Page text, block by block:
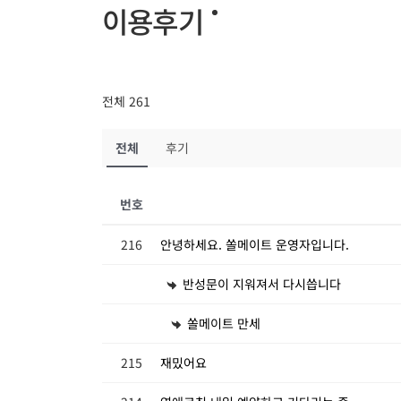
이용후기
전체 261
전체 후기
번호
216 안녕하세요. 쏠메이트 운영자입니다.
반성문이 지워져서 다시씁니다
쏠메이트 만세
215 재밌어요